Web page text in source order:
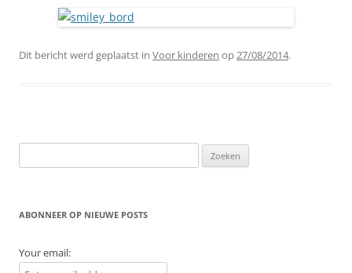
Dit bericht werd geplaatst in Voor kinderen op27/08/2014.
naar:
ABONNEER OP NIEUWE POSTS
Your email: